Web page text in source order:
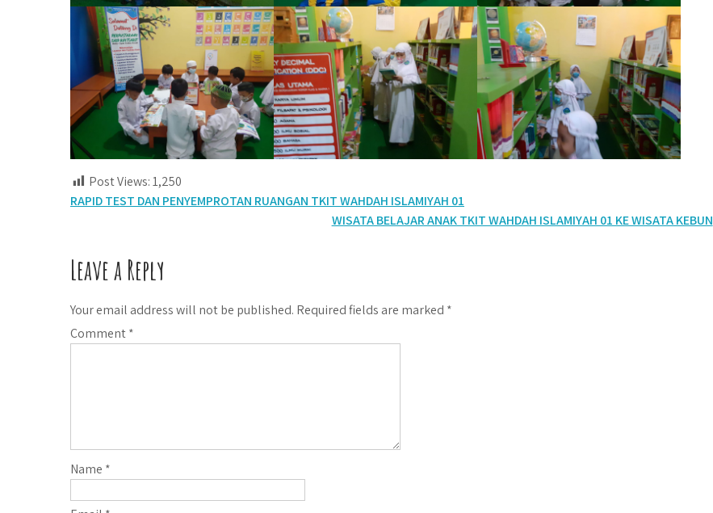
Post Views:1,250
Post
RAPID TEST DAN PENYEMPROTAN RUANGAN TKIT WAHDAH ISLAMIYAH 01
WISATA BELAJAR ANAK TKIT WAHDAH ISLAMIYAH 01 KE WISATA KEBUN
Leave a Reply
Your email address will not be published. Required fields are marked *
Comment*
Name *